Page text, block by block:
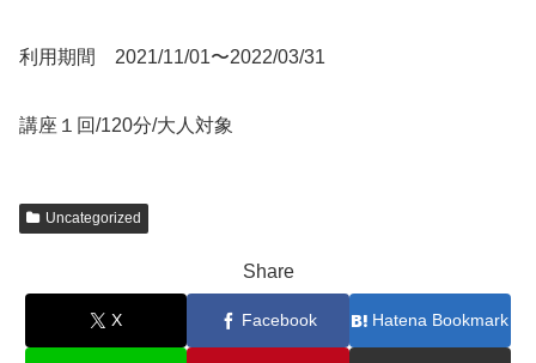
利用期間 2021/11/01〜2022/03/31
講座１回/120分/大人対象
Uncategorized
Share
X Facebook Hatena Bookmark